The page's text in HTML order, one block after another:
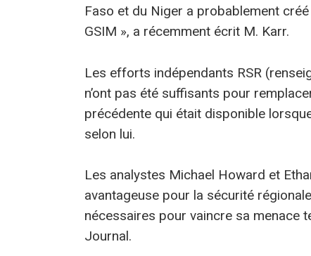
Faso et du Niger a probablement
GSIM », a récemment écrit M. Karr.
Les efforts indépendants RSR
n’ont pas été suffisants pour
précédente qui était disponible
selon lui.
Les analystes Michael Howard et
avantageuse pour la sécurité
nécessaires pour vaincre sa menace
Journal.